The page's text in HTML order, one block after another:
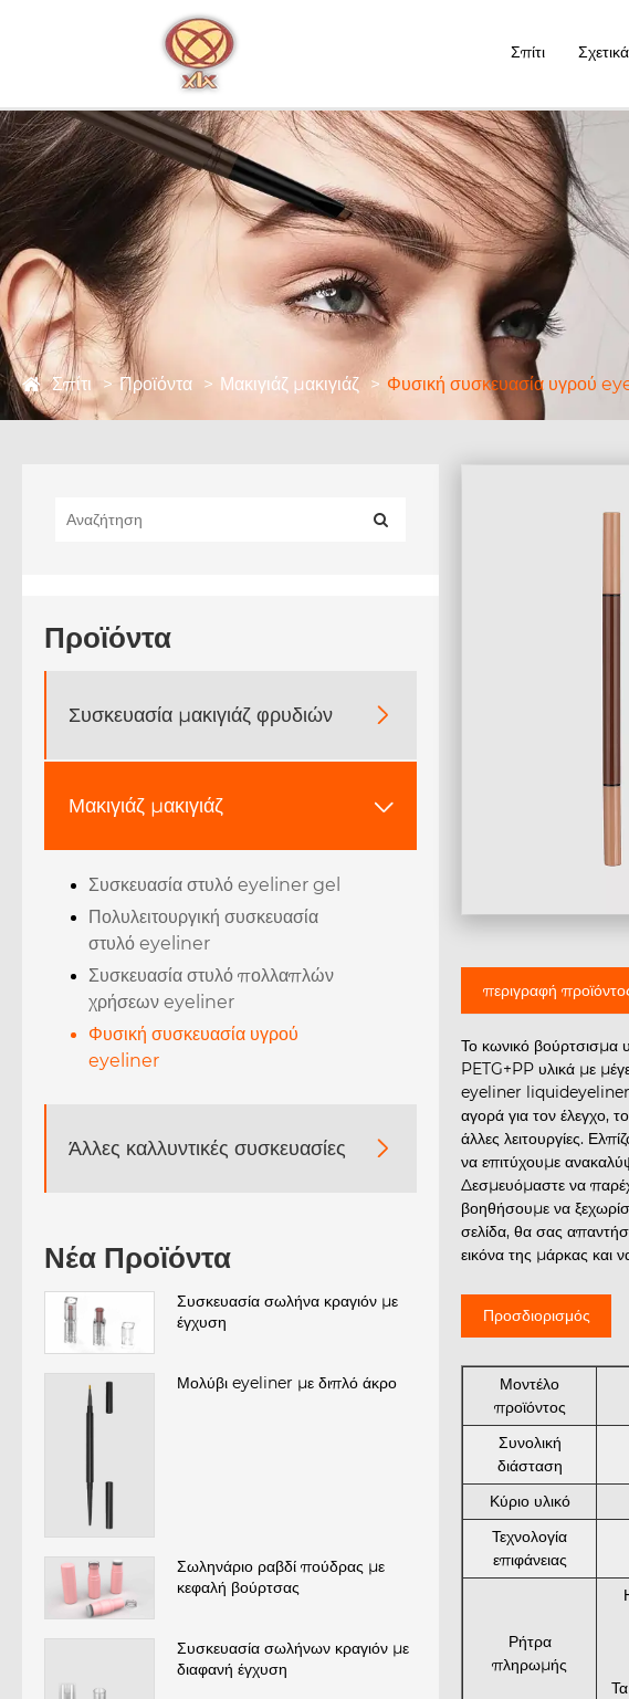
Σπίτι
Σπίτι Προϊόντα Μακιγιάζ μακιγιάζ Φυσική συσκευασία υγρού
Προϊόντα
Συσκευασία μακιγιάζ φρυδιών 
Μακιγιάζ μακιγιάζ 
Συσκευασία στυλό eyeliner gel
Πολυλειτουργική συσκευασία
στυλό eyeliner
Συσκευασία στυλό πολλαπλών
χρήσεων eyeliner
Φυσική συσκευασία υγρού
eyeliner
Άλλες καλλυντικές συσκευασίες 
Νέα Προϊόντα
Συσκευασία σωλήνα κραγιόν με
έγχυση
Μολύβι eyeliner με διπλό άκρο
Σωληνάριο ραβδί πούδρας με
κεφαλή βούρτσας
Συσκευασία σωλήνων κραγιόν με
διαφανή έγχυση
περιγραφή
Το κωνικό βούρτσισμα
PETG+PP υλικά με
eyeliner
αγορά για τον έλεγχο,
άλλες λειτουργίες.
να επιτύχουμε
Δεσμευόμαστε να
βοηθήσουμε να
σελίδα, θα σας
εικόνα της μάρκας και
Προσδιορισμός
Μοντέλο
προϊόντος
Συνολική
διάσταση
Κύριο υλικό
Τεχνολογία
επιφάνειας
Ρήτρα
πληρωμής